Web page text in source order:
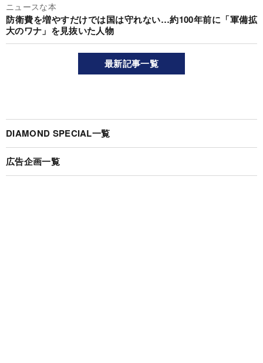
ニュースな本
防衛費を増やすだけでは国は守れない…約100年前に「軍備拡
大のワナ」を見抜いた人物
最新記事一覧
DIAMOND SPECIAL一覧
広告企画一覧